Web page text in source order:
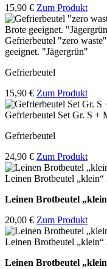
15,90 € Zum Produkt
Gefrierbeutel "zero
geeignet. "Jägergrün"
Gefrierbeutel
15,90 € Zum Produkt
Gefrierbeutel Set Gr. S +
Gefrierbeutel
24,90 € Zum Produkt
Leinen Brotbeutel
Leinen Brotbeutel
20,00 € Zum Produkt
Leinen Brotbeutel
Leinen Brotbeutel